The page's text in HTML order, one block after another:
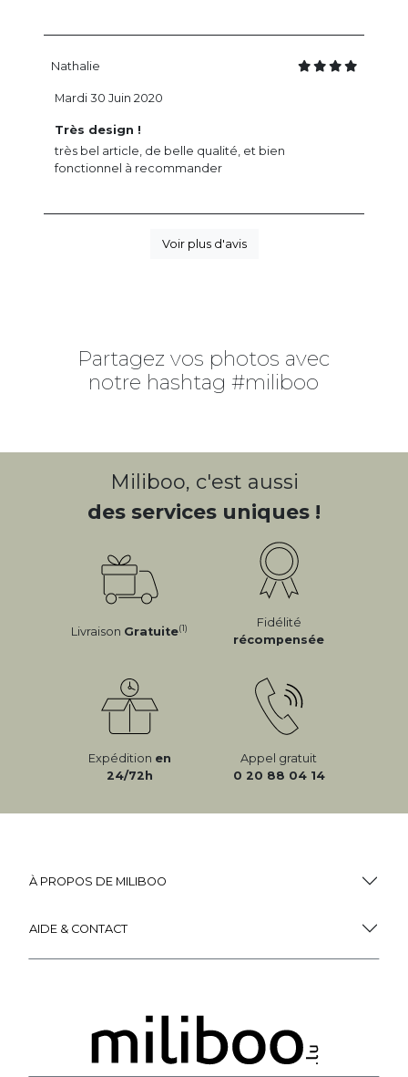
Nathalie
Très design !
très bel article, de belle qualité, et bien
fonctionnel à recommander
Mardi 30 Juin 2020
Voir plus d'avis
Partagez vos photos avec
notre hashtag #miliboo
Miliboo, c'est aussi
des services uniques !
Livraison Gratuite(1)
Fidélité
récompensée
Expédition en
24/72h
Appel gratuit
0 20 88 04 14
À PROPOS DE MILIBOO
AIDE & CONTACT